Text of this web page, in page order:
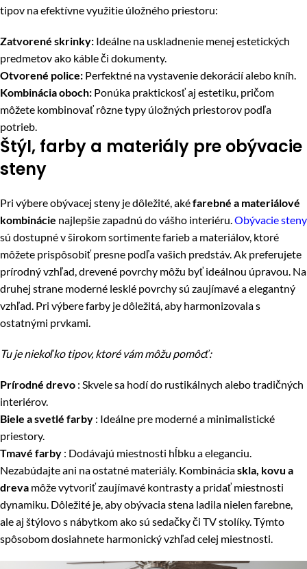
tipov na efektívne využitie úložného priestoru:
Zatvorené skrinky: Ideálne na uskladnenie menej estetických
predmetov ako káble či dokumenty.
Otvorené police: Perfektné na vystavenie dekorácií alebo kníh.
Kombinácia oboch: Ponúka praktickosť aj estetiku, pričom
môžete kombinovať rôzne typy úložných priestorov podľa
potrieb.
Štýl, farby a materiály pre obývacie
steny
Pri výbere obývacej steny je dôležité, akéfarebné a materiálové
kombinácie najlepšie zapadnú do vášho interiéru. Obývacie steny
sú dostupné v širokom sortimente farieb a materiálov, ktoré
môžete prispôsobiť presne podľa vašich predstáv. Ak preferujete
prírodný vzhľad, drevené povrchy môžu byť ideálnou úpravou. Na
druhej strane moderné lesklé povrchy sú zaujímavé a elegantný
vzhľad. Pri výbere farby je dôležitá, aby harmonizovala s
ostatnými prvkami.
Tu je niekoľko tipov, ktoré vám môžu pomôcť:
Prírodné drevo : Skvele sa hodí do rustikálnych alebo tradičných
interiérov.
Biele a svetlé farby : Ideálne pre moderné a minimalistické
priestory.
Tmavé farby : Dodávajú miestnosti hĺbku a eleganciu.
Nezabúdajte ani na ostatné materiály. Kombináciaskla, kovu a
dreva môže vytvoriť zaujímavé kontrasty a pridať miestnosti
dynamiku. Dôležité je, aby obývacia stena ladila nielen farebne,
ale aj štýlovo s nábytkom ako sú sedačky či TV stolíky. Týmto
spôsobom dosiahnete harmonický vzhľad celej miestnosti.